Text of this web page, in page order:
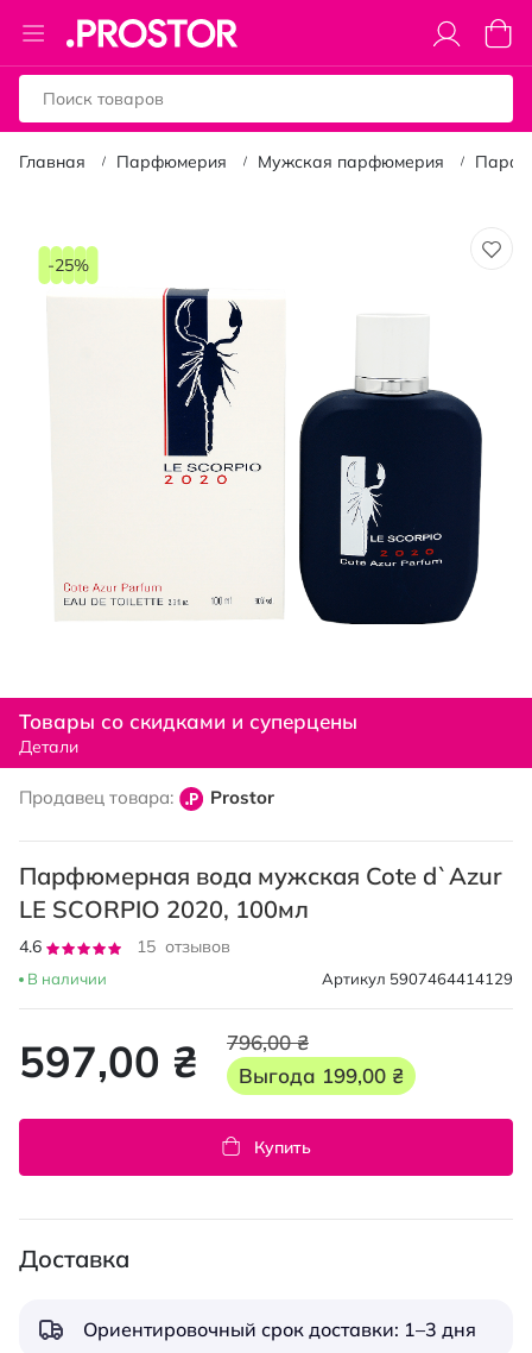
Toggle
Nav
Моя
Главная Парфюмерия Мужская парфюмерия
перейти
-25%
к
началу
галереи
Товары со скидками и суперцены
Детали
Продавец товара: Prostor
Парфюмерная вода мужская Cote d`Azur
LE SCORPIO 2020, 100мл
Рейтинг:
4.6
15 отзывов
В наличии Артикул 5907464414129
597,00 ₴
796,00 ₴
Выгода 199,00 ₴
Купить
Доставка
Ориентировочный срок доставки: 1–3 дня